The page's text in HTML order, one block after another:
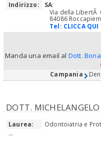
Indirizzo:
SA:
Via della LibertÃ
84086
Tel: CLICCA QUI
Manda una email al Dott.
Campania
DOTT.
Laurea:
Odontoiatria e
...